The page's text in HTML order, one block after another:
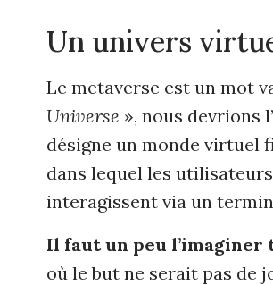
Un univers
Le metaverse est un mot
Universe », nous devrions
désigne un monde virtuel
dans lequel les
interagissent via un
Il faut un peu l’imaginer
où le but ne serait pas de